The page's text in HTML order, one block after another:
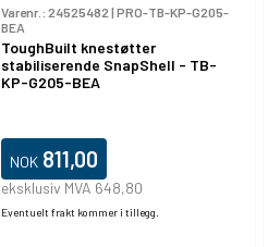
Varenr.: 24525482 | PRO-TB-KP-G205-
BEA
ToughBuilt knestøtter
stabiliserende SnapShell - TB-
KP-G205-BEA
NOK 811,00
eksklusiv MVA 648,80
Eventuelt frakt kommer i tillegg.